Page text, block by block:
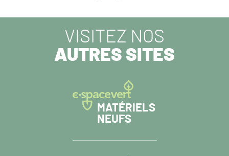
VISITEZ NOS
AUTRES SITES
MATÉRIELS
NEUFS